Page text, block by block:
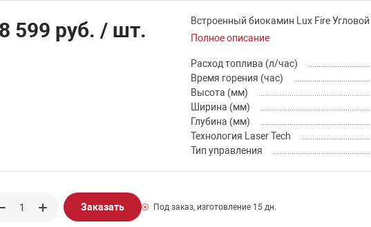
599 руб. / шт.
Встроенный биокамин Lux Fire
Полное описание
Расход топлива (л/час)
Время горения (час)
Высота (мм)
Ширина (мм)
Глубина (мм)
Технология Laser Tech
Тип управления
Заказать Под заказ, изготовление 15 дн.